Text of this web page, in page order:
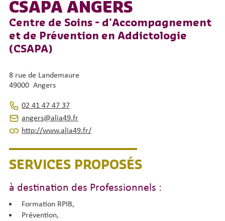
CSAPA ANGERS
Centre de Soins - d'Accompagnement
et de Prévention en Addictologie
(CSAPA)
8 rue de Landemaure
49000 Angers
02 41 47 47 37
angers@alia49.fr
http://www.alia49.fr/
SERVICES PROPOSÉS
à destination des Professionnels :
Formation RPIB,
Prévention,